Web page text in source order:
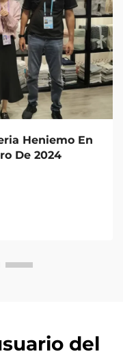
Heniemo En
De 2024
del